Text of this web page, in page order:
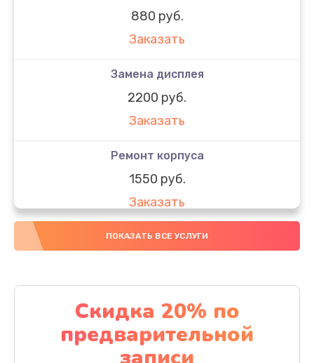
880 руб.
Заказать
Замена дисплея
2200 руб.
Заказать
Ремонт корпуса
1550 руб.
Заказать
Настройка
Заказать
Ремонт кнопки
1200 руб.
ПОКАЗАТЬ ВСЕ УСЛУГИ
Скидка 20% по
предварительной